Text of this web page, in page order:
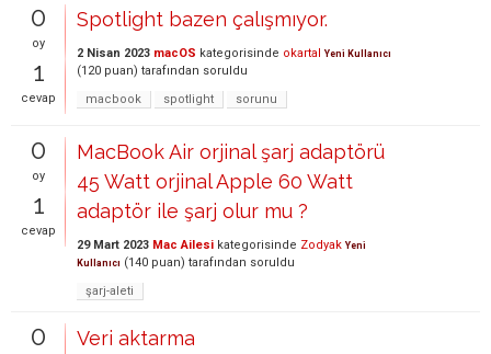
0
oy
1
cevap
Spotlight bazen çalışmıyor.
2 Nisan 2023 macOS kategorisinde okartal Yeni Kullanıcı
(120 puan) tarafından soruldu
macbook
spotlight sorunu
0
oy
1
cevap
MacBook Air orjinal şarj adaptörü
45 Watt orjinal Apple 60 Watt
adaptör ile şarj olur mu ?
29 Mart 2023 Mac Ailesi kategorisinde Zodyak Yeni
Kullanıcı (140 puan) tarafından soruldu
şarj-aleti
0 Veri aktarma